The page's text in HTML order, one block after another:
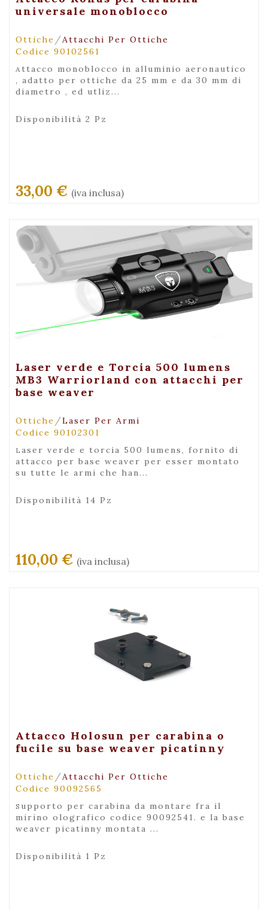
universale monoblocco
Ottiche /Attacchi Per Ottiche
Codice 90102561
attacco monoblocco in alluminio aeronautico
, adatto per ottiche da 25 mm e da 30 mm di
diametro , ed utliz...
Disponibilità 2 Pz
33,00 € (iva inclusa)
+ Visualizza
Laser verde e Torcia 500 lumens
MB3 Warriorland con attacchi per
base weaver
Ottiche /Laser Per Armi
Codice 90102301
laser verde e torcia 500 lumens, fornito di
attacco per base weaver per esser montato
su tutte le armi che han...
Disponibilità 14 Pz
110,00 € (iva inclusa)
Attacco Holosun per carabina o
fucile su base weaver picatinny
Ottiche /Attacchi Per Ottiche
Codice 90092565
supporto per carabina da montare fra il
mirino olografico codice 90092541. e la base
weaver picatinny montata ...
Disponibilità 1 Pz